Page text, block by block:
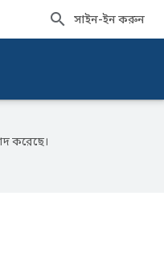
সাইন-ইন করুন
করেছে।